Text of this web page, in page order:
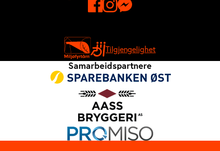
Tilgjengelighet
Samarbeidspartnere